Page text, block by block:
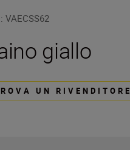
:VAECSS62
giallo
UN RIVENDITORE